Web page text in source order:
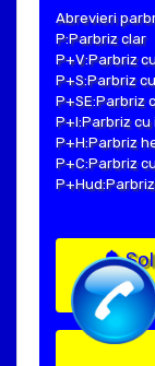
Abrevieri
P:Parbriz clar
P+V:Parbriz
P+S:Parbriz
P+SE:Parbriz
P+I:Parbriz cu
P+H:Parbriz
P+C:Parbriz